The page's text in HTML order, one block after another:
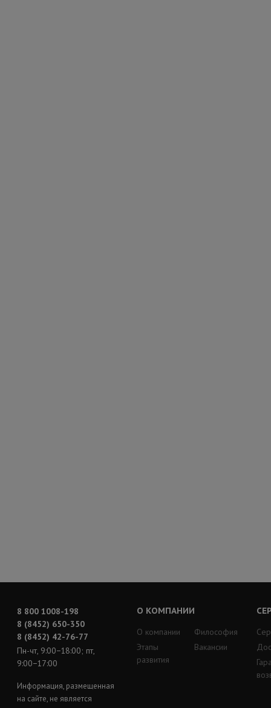
8 800 1008-198
8 (8452) 650-350
8 (8452) 42-76-77
Пн-чт, 9:00−18:00; пт,
9:00−17:00
Информация, размещенная
на сайте, не является
О КОМПАНИИ
О компании
Этапы
развития
Философия
Вакансии